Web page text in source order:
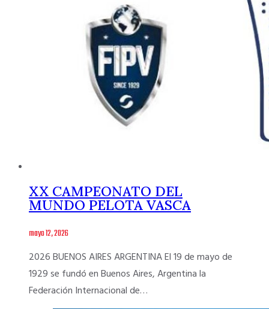
XX CAMPEONATO DEL
MUNDO PELOTA VASCA
mayo 12, 2026
2026 BUENOS AIRES ARGENTINA El 19 de mayo de
1929 se fundó en Buenos Aires, Argentina la
Federación Internacional de…